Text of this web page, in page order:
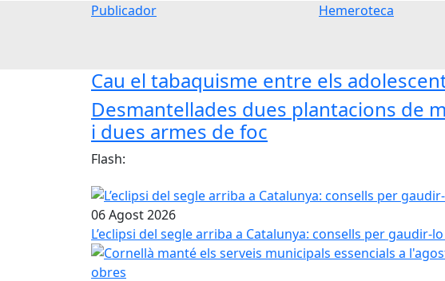
Publicador Hemeroteca
Cau el tabaquisme entre els
Desmantellades dues plantacions de
i dues armes de foc
Flash:
06 Agost 2026
L’eclipsi del segle arriba a Catalunya: consells per gaudir-